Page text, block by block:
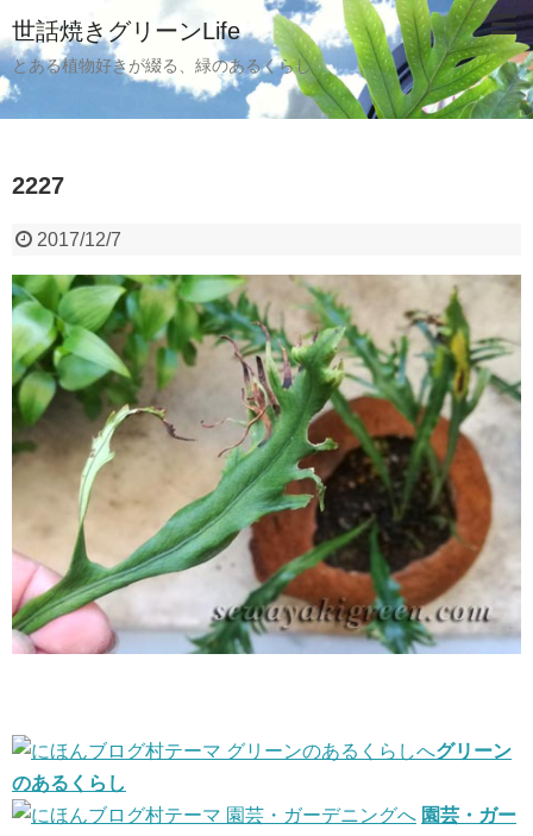
世話焼きグリーンLife
とある植物好きが綴る、緑のあるくらし
2227
2017/12/7
グリーン
のあるくらし
園芸・ガー